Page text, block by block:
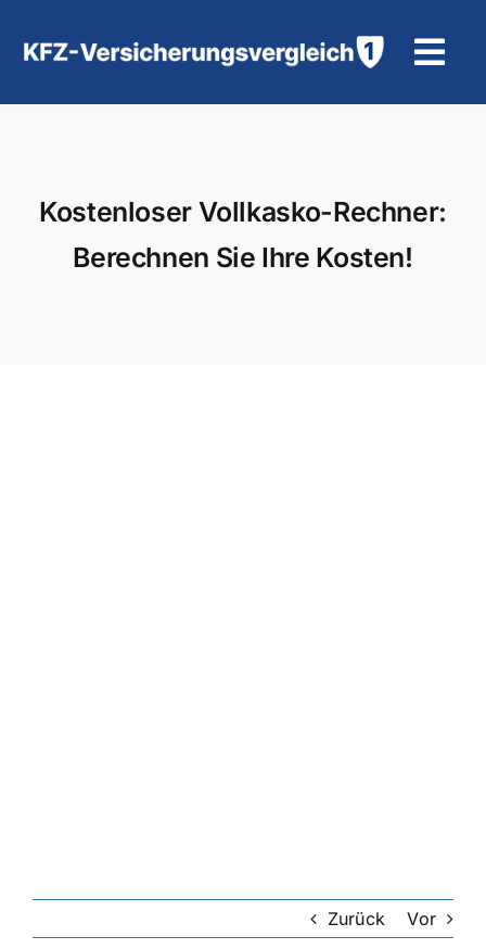
Inhalt
Hilfe und Kontakt
Kostenloser Vollkasko-Rechner:
Berechnen Sie Ihre Kosten!
Zurück Vor